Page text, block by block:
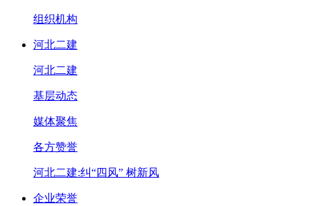
组织机构
河北二建
河北二建
基层动态
媒体聚焦
各方赞誉
河北二建:纠“四风” 树新风
企业荣誉